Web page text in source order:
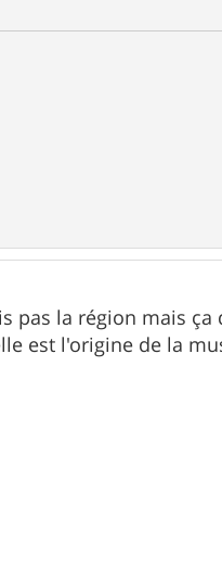
pas la région mais
est l'origine de la